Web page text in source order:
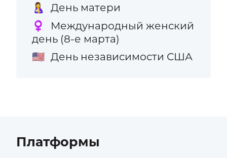
🤱 День матери
♀️
Международный женский
день (8-е марта)
🇺🇸 День независимости США
Платформы